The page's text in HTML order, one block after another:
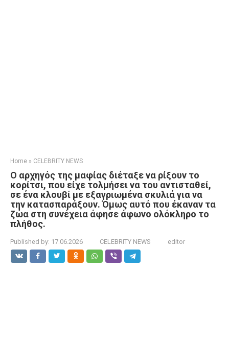
Home » CELEBRITY NEWS
Ο αρχηγός της μαφίας διέταξε να ρίξουν το
κορίτσι, που είχε τολμήσει να του αντισταθεί,
σε ένα κλουβί με εξαγριωμένα σκυλιά για να
την κατασπαράξουν. Όμως αυτό που έκαναν τα
ζώα στη συνέχεια άφησε άφωνο ολόκληρο το
πλήθος.
Published by: 17.06.2026 CELEBRITY NEWS editor